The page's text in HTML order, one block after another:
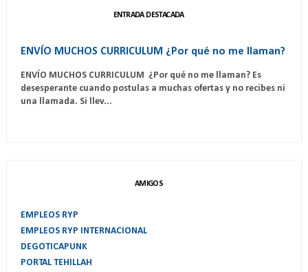
ENTRADA DESTACADA
ENVÍO MUCHOS CURRICULUM ¿Por qué no me llaman?
ENVÍO MUCHOS CURRICULUM ¿Por qué no me llaman? Es
desesperante cuando postulas a muchas ofertas y no recibes ni
una llamada. Si llev...
AMIGOS
EMPLEOS RYP
EMPLEOS RYP INTERNACIONAL
DEGOTICAPUNK
PORTAL TEHILLAH